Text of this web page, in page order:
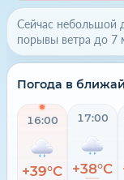
Сейчас
порывы ветра до 7
Погода в
16:00
+39°C
17:00
+38°C